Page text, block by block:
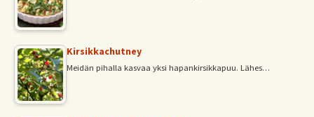
Kirsikkachutney
Meidän pihalla kasvaa yksi hapankirsikkapuu. Lähes…